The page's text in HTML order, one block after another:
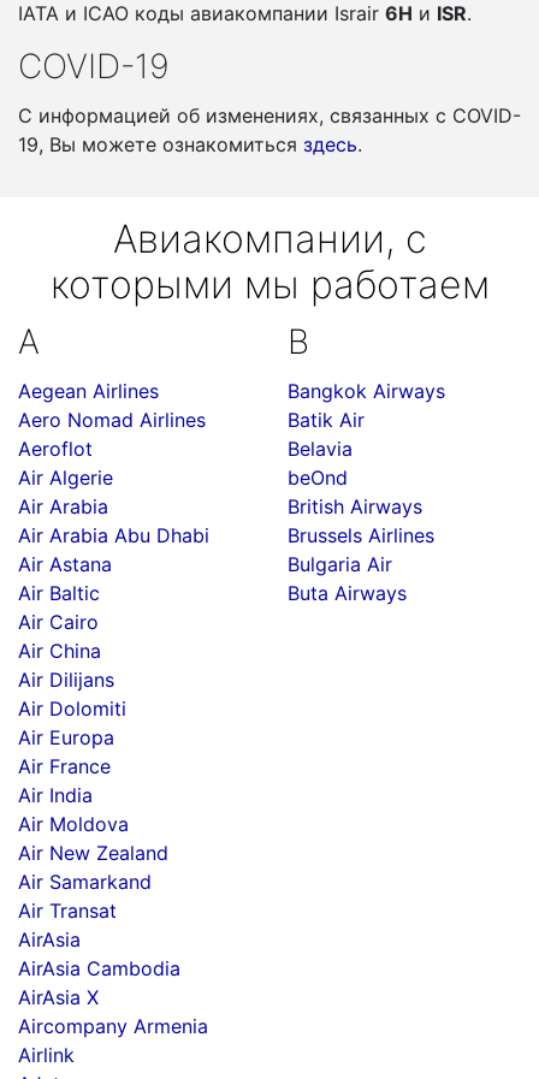
IATA и ICAO коды авиакомпании Israir 6H и ISR.
COVID-19
С информацией об изменениях, связанных c COVID-
19, Вы можете ознакомиться здесь.
Авиакомпании, с
которыми мы работаем
A
Aegean Airlines
Aero Nomad Airlines
Aeroflot
Air Algerie
Air Arabia
Air Arabia Abu Dhabi
Air Astana
Air Baltic
Air Cairo
Air China
Air Dilijans
Air Dolomiti
Air Europa
Air France
Air India
Air Moldova
Air New Zealand
Air Samarkand
Air Transat
AirAsia
AirAsia Cambodia
AirAsia X
Aircompany Armenia
Airlink
B
Bangkok Airways
Batik Air
Belavia
beOnd
British Airways
Brussels Airlines
Bulgaria Air
Buta Airways